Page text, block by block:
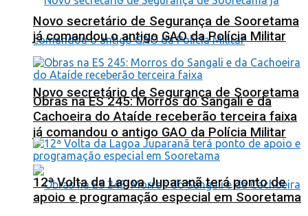
Novo secretário de Segurança de Sooretama
já comandou o antigo GAO da Polícia Militar
Novo secretário de Segurança de Sooretama
já comandou o antigo GAO da Polícia Militar
Obras na ES 245: Morros do Sangali e da
Cachoeira do Ataíde receberão terceira faixa
12ª Volta da Lagoa Juparanã terá ponto de
apoio e programação especial em Sooretama